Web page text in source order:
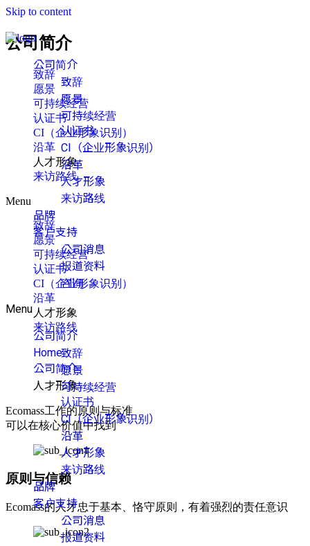
Skip to content
公司简介
致辞
愿景
可持续经营
认证书
CI（企业形象识别）
沿革
人才形象
来访路线
品牌
客户支持
公司消息
报道资料
咨询
Menu
公司简介
致辞
愿景
可持续经营
认证书
CI（企业形象识别）
沿革
人才形象
来访路线
品牌
客户支持
公司消息
报道资料
公司简介
致辞
愿景
可持续经营
认证书
CI（企业形象识别）
沿革
人才形象
来访路线
Menu
致辞
愿景
可持续经营
认证书
CI（企业形象识别）
沿革
人才形象
来访路线
Home
公司简介
人才形象
Ecomass工作的原则与标准
可以在核心价值中找到
原则与信赖
Ecomass的人才忠于基本、恪守原则，有着强烈的责任意识